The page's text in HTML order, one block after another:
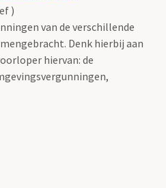
)
van de verschillende
Denk hierbij aan
hiervan: de